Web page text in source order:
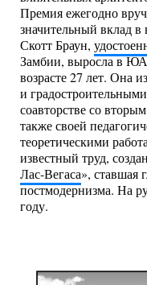
Премия ежегодно
значительный вклад
Скотт Браун,
Замбии, выросла в
возрасте 27 лет. Она
и
соавторстве со
также своей
теоретическими
известный труд,
Лас-Вегаса», ставшая
постмодернизма. На
году.